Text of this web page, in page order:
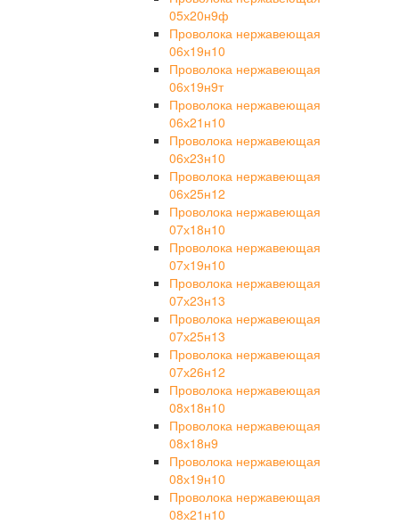
05х20н9ф
Проволока нержавеющая
06х19н10
Проволока нержавеющая
06х19н9т
Проволока нержавеющая
06х21н10
Проволока нержавеющая
06х23н10
Проволока нержавеющая
06х25н12
Проволока нержавеющая
07х18н10
Проволока нержавеющая
07х19н10
Проволока нержавеющая
07х23н13
Проволока нержавеющая
07х25н13
Проволока нержавеющая
07х26н12
Проволока нержавеющая
08х18н10
Проволока нержавеющая
08х18н9
Проволока нержавеющая
08х19н10
Проволока нержавеющая
08х21н10